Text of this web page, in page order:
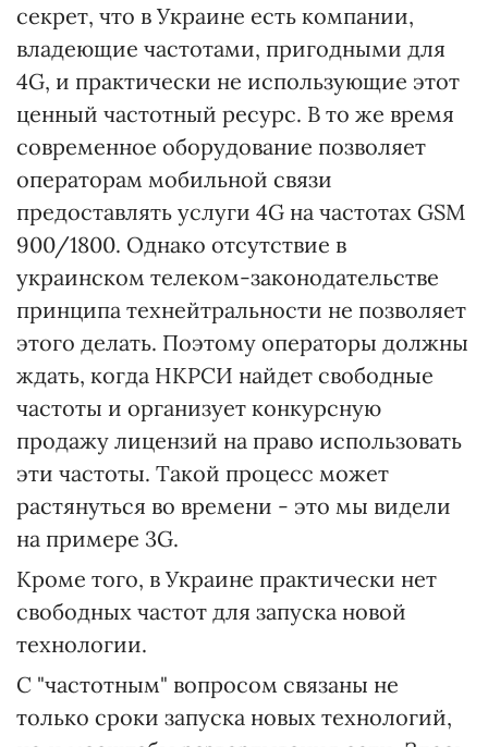
секрет, что в Украине есть компании,
владеющие частотами, пригодными для
4G, и практически не использующие этот
ценный частотный ресурс. В то же время
современное оборудование позволяет
операторам мобильной связи
предоставлять услуги 4G на частотах GSM
900/1800. Однако отсутствие в
украинском телеком-законодательстве
принципа технейтральности не позволяет
этого делать. Поэтому операторы должны
ждать, когда НКРСИ найдет свободные
частоты и организует конкурсную
продажу лицензий на право использовать
эти частоты. Такой процесс может
растянуться во времени - это мы видели
на примере 3G.
Кроме того, в Украине практически нет
свободных частот для запуска новой
технологии.
С "частотным" вопросом связаны не
только сроки запуска новых технологий,